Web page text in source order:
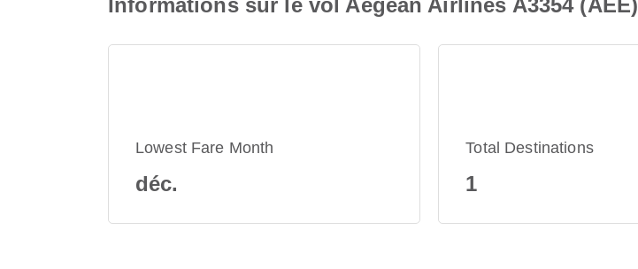
Informations sur le vol Aegean Airlines A3354 (AEE)
Lowest Fare Month
déc.
Total Destinations
1